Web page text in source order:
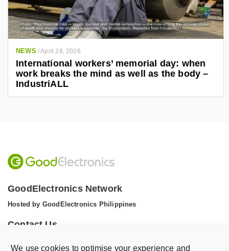
We use cookies to optimise your experience and
NEWS /April 28, 2026
International workers’ memorial day: when
work breaks the mind as well as the body –
IndustriALL
GoodElectronics Network
Hosted by GoodElectronics Philippines
Contact Us
Email:info@goodelectronics.org